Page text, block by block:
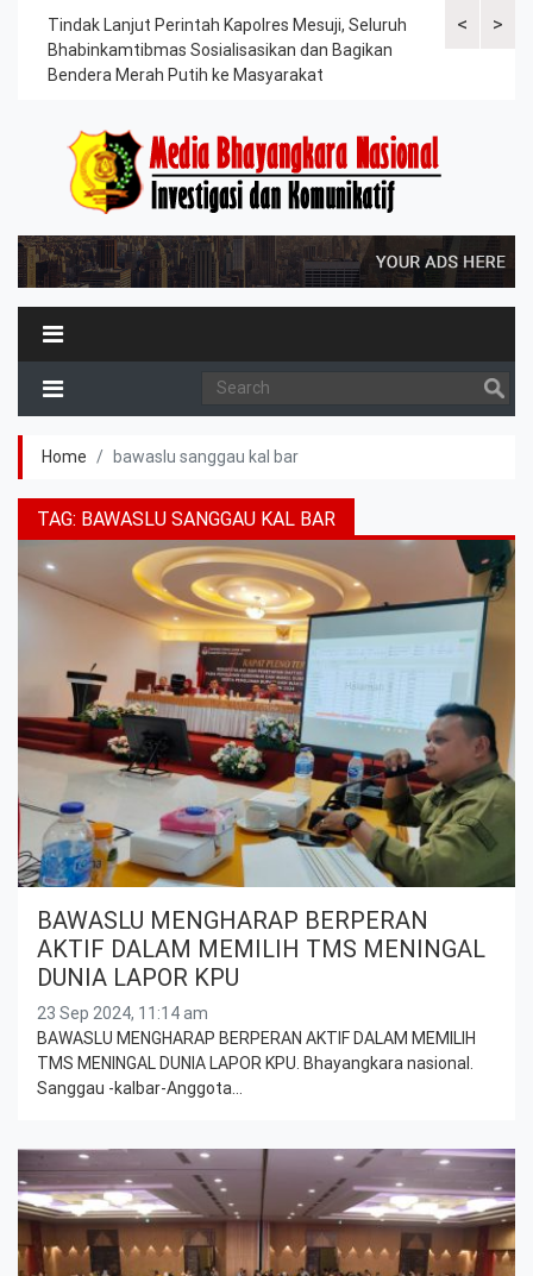
<
Tindak Lanjut Perintah Kapolres Mesuji, Seluruh
Bhabinkamtibmas Sosialisasikan dan Bagikan
Bendera Merah Putih ke Masyarakat
Sat Lantas
>
Home bawaslu sanggau kal bar
TAG: BAWASLU SANGGAU KAL BAR
BAWASLU MENGHARAP BERPERAN
AKTIF DALAM MEMILIH TMS MENINGAL
DUNIA LAPOR KPU
23 Sep 2024, 11:14 am
BAWASLU MENGHARAP BERPERAN AKTIF DALAM MEMILIH
TMS MENINGAL DUNIA LAPOR KPU. Bhayangkara nasional.
Sanggau -kalbar-Anggota…